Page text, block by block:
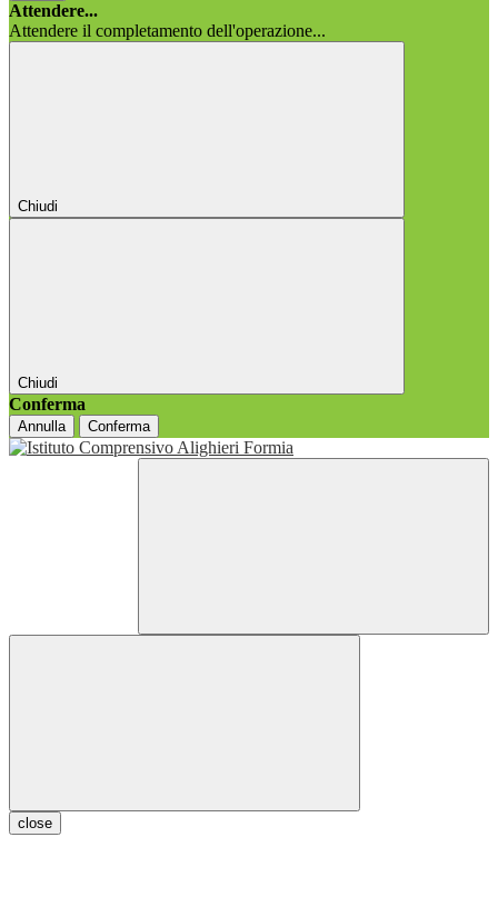
Attendere...
Attendere il completamento dell'operazione...
Chiudi
Chiudi
Conferma
Annulla Conferma
close